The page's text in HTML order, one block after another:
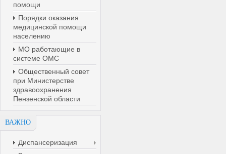
помощи
Порядки оказания
медицинской помощи
населению
МО работающие в
системе ОМС
Общественный совет
при Министерстве
здравоохранения
Пензенской области
ВАЖНО
Диспансеризация